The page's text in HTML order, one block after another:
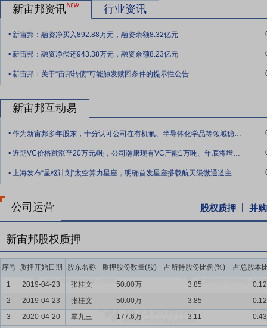
销售管理系统，完成质量数字化建设与产品质量全流程追溯方案试点
工作效率。公司还提供上线IT运维服务管理系统（ITSM）升级运维
合，进一步探索数智化的内部应用，赋能公司运营管理提质、降本、
要点11： 回购股份
2023年3月2日公司对外公告,深圳新宙邦科技股
监事会第二十八次会议,审议通过了《关于回购公司股份方案的议案》
购”),拟用于实施股权激励及/或员工持股计划。本次回购资金总额不
民币55元/股(含本数),具体回购股份数量以回购期限届满或回购实施
用)。
新宙邦资讯 行业资讯
. 新宙邦：融资净买入892.88万元，融资余额8.32亿元
. 新宙邦：融资净偿还943.38万元，融资余额8.23亿元
. 新宙邦：关于“宙邦转债”可能触发赎回条件的提示性公告
新宙邦互动易
. 作为新宙邦多年股东，十分认可公司在有机氟、半导体化学品等领域稳健布局与转型成效，
. 近期VC价格跳涨至20万元/吨，公司瀚康现有VC产能1万吨、年底将增至1.5万吨
. 上海发布“星枢计划”太空算力星座，明确首发星座搭载航天级微通道主动液冷模块与三级
公司运营 股权质押 并
新宙邦股权质押
序号 质押开始日期 股东名称 质押股份数量(股) 占所持股份比例(%) 占总股本
1 2019-04-23 张桂文 50.00万 3.85
0.12
2
2019-04-23 张桂文 50.00万 3.85
0.12
3
2020-04-20 覃九三 177.6万 3.11 0.43